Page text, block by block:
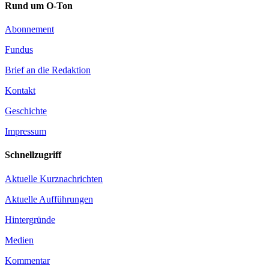
Rund um O-Ton
Abonnement
Fundus
Brief an die Redaktion
Kontakt
Geschichte
Impressum
Schnellzugriff
Aktuelle Kurznachrichten
Aktuelle Aufführungen
Hintergründe
Medien
Kommentar